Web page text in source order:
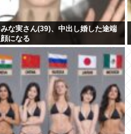
みな実さん(39)、中出し婚した途端
になる